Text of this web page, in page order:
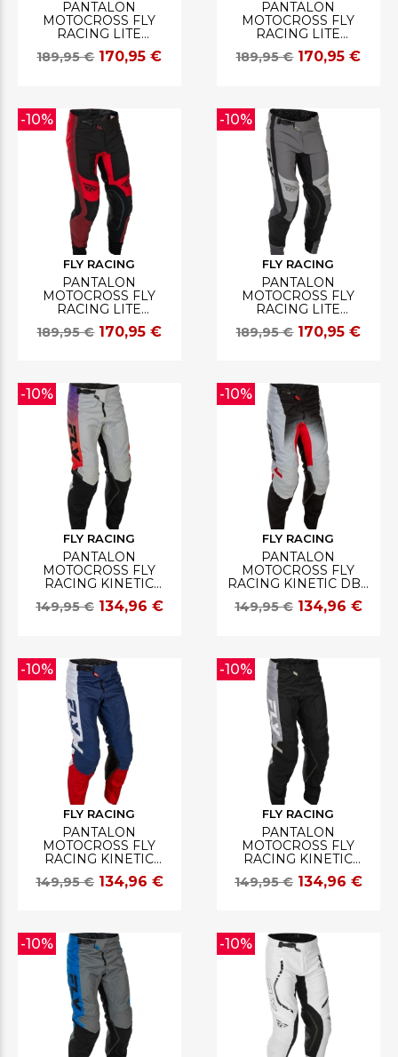
PANTALON
MOTOCROSS FLY
RACING LITE
BLEU/BLANC
189,95 € 170,95 €
PANTALON
MOTOCROSS FLY
RACING LITE
GRIS/LIME/TEAL
189,95 € 170,95 €
FLY RACING
PANTALON
MOTOCROSS FLY
RACING LITE
NOIR/ROUGE
189,95 € 170,95 €
-10%
FLY RACING
PANTALON
MOTOCROSS FLY
RACING LITE
GRIS/NOIR
189,95 € 170,95 €
-10%
FLY RACING
PANTALON
MOTOCROSS FLY
RACING KINETIC
GRIS/ROUGE/POURPRE/NOIR
149,95 € 134,96 €
-10%
FLY RACING
PANTALON
MOTOCROSS FLY
RACING KINETIC DBK
GRIS/NOIR/ROUGE
149,95 € 134,96 €
-10%
FLY RACING
PANTALON
MOTOCROSS FLY
RACING KINETIC
ROUGE/BLANC/BLEU
149,95 € 134,96 €
-10%
FLY RACING
PANTALON
MOTOCROSS FLY
RACING KINETIC
NOIR/GRIS
149,95 € 134,96 €
-10%
-10% -10%